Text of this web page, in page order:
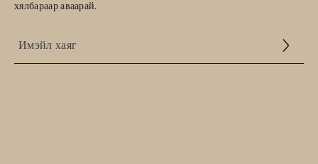
хялбараар аваарай.